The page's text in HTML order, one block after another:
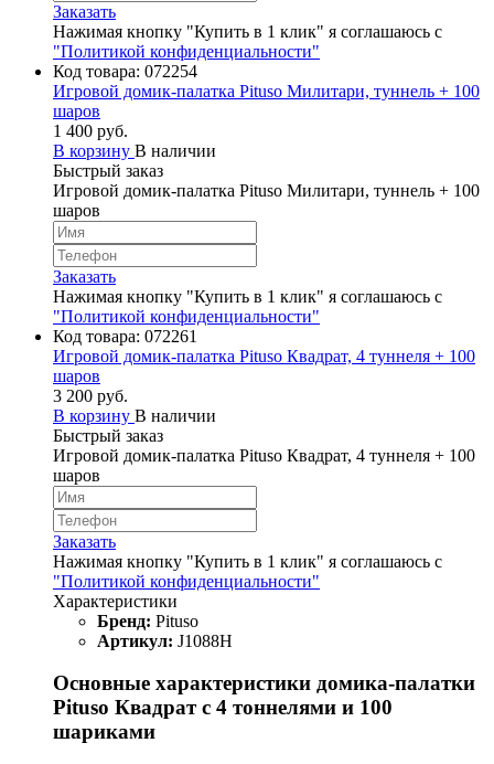
Заказать
Нажимая кнопку "Купить в 1 клик" я соглашаюсь с
"Политикой конфиденциальности"
Код товара: 072254
Игровой домик-палатка Pituso Милитари, туннель + 100
шаров
1 400 руб.
В корзину В наличии
Быстрый заказ
Игровой домик-палатка Pituso Милитари, туннель + 100
шаров
Заказать
Нажимая кнопку "Купить в 1 клик" я соглашаюсь с
"Политикой конфиденциальности"
Код товара: 072261
Игровой домик-палатка Pituso Квадрат, 4 туннеля + 100
шаров
3 200 руб.
В корзину В наличии
Быстрый заказ
Игровой домик-палатка Pituso Квадрат, 4 туннеля + 100
шаров
Заказать
Нажимая кнопку "Купить в 1 клик" я соглашаюсь с
"Политикой конфиденциальности"
Характеристики
Бренд: Pituso
Артикул: J1088H
Основные характеристики домика-палатки
Pituso Квадрат с 4 тоннелями и 100
шариками